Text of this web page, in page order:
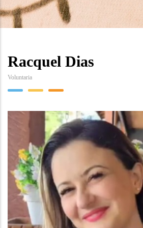
Racquel Dias
Voluntaria